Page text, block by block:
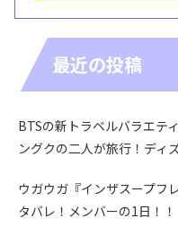
最近の投稿
BTSの新トラベルバラエテ
ングクの二人が旅行！ディ
ウガウガ『インザスープフ
タバレ！メンバーの1日！！